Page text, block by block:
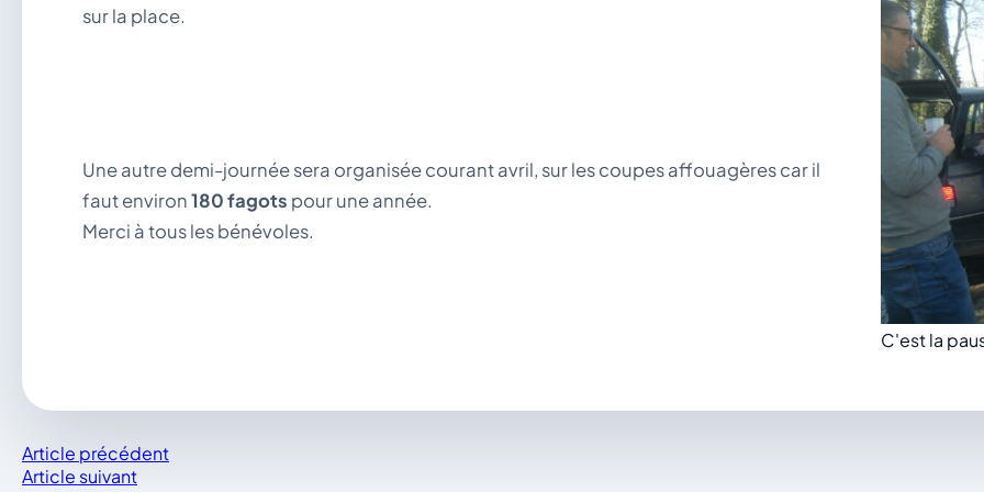
C'est la
sur la place.
Une autre demi-journée sera organisée courant avril, sur les coupes affouagères car il
faut environ180 fagots pour une année.
Merci à tous les bénévoles.
Article précédent
Article suivant